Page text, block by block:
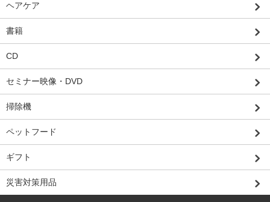
ヘアケア
書籍
CD
セミナー映像・DVD
掃除機
ペットフード
ギフト
災害対策用品